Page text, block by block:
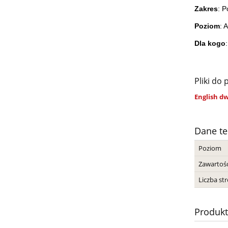
Zakres:
Poziom:
Dla kogo
Pliki do
English
Dane
Poziom
Liczba